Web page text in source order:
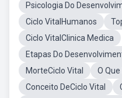
Psicologia Do
Ciclo VitalHumanos
Ciclo VitalClinica Medica
Etapas Do
MorteCiclo Vital
O Que
Conceito DeCiclo Vital